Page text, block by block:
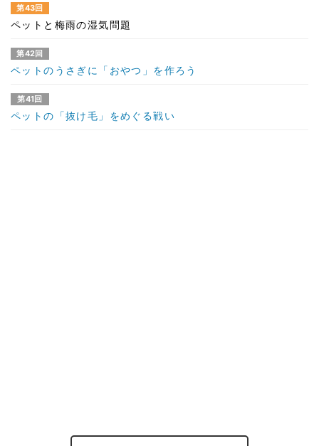
第43回
ペットと梅雨の湿気問題
第42回
ペットのうさぎに「おやつ」を作ろう
第41回
ペットの「抜け毛」をめぐる戦い